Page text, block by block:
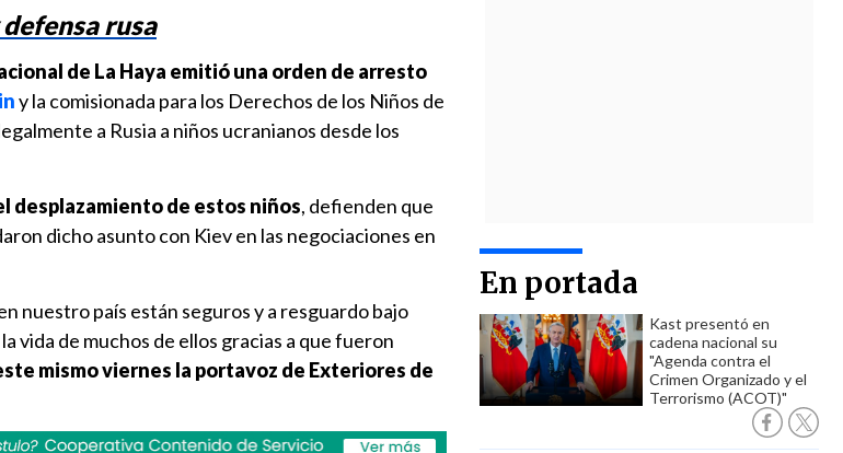
En portada
Kast presentó en
cadena nacional su
"Agenda contra el
Crimen Organizado y el
Terrorismo (ACOT)"
rusa
de La Haya emitió una orden de arresto
y la comisionada para los Derechos de los Niños de
a Rusia a niños ucranianos desde los
desplazamiento de estos niños, defienden que
dicho asunto con Kiev en las negociaciones en
nuestro país están seguros y a resguardo bajo
vida de muchos de ellos gracias a que fueron
mismo viernes la portavoz de Exteriores de